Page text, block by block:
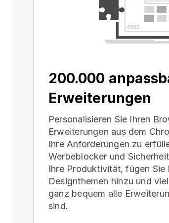
200.000
Erweiterungen
Personalisieren Sie Ihren
Erweiterungen aus dem
Ihre Anforderungen zu
Werbeblocker und
Ihre Produktivität, fügen
Designthemen hinzu und
ganz bequem alle
sind.